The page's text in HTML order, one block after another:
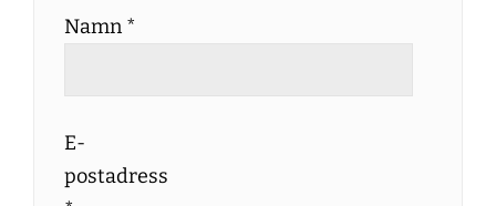
Namn *
E-
postadress